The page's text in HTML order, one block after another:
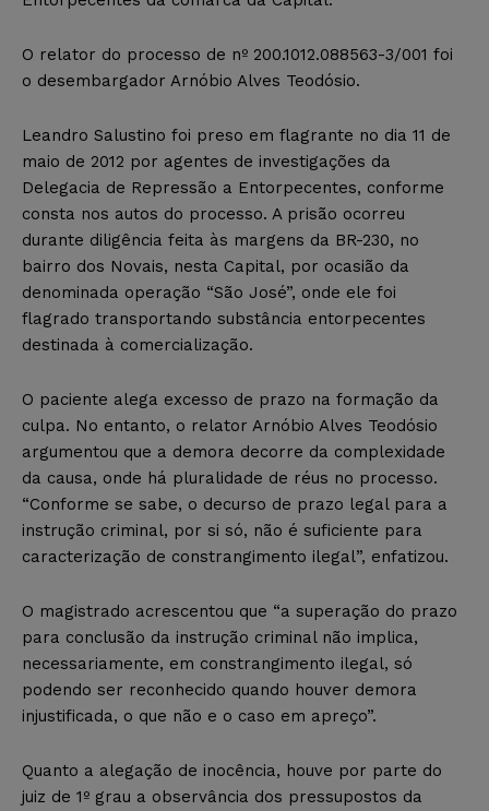
O relator do processo de nº 200.1012.088563-3/001 foi
o desembargador Arnóbio Alves Teodósio.
Leandro Salustino foi preso em flagrante no dia 11 de
maio de 2012 por agentes de investigações da
Delegacia de Repressão a Entorpecentes, conforme
consta nos autos do processo. A prisão ocorreu
durante diligência feita às margens da BR-230, no
bairro dos Novais, nesta Capital, por ocasião da
denominada operação “São José”, onde ele foi
flagrado transportando substância entorpecentes
destinada à comercialização.
O paciente alega excesso de prazo na formação da
culpa. No entanto, o relator Arnóbio Alves Teodósio
argumentou que a demora decorre da complexidade
da causa, onde há pluralidade de réus no processo.
“Conforme se sabe, o decurso de prazo legal para a
instrução criminal, por si só, não é suficiente para
caracterização de constrangimento ilegal”, enfatizou.
O magistrado acrescentou que “a superação do prazo
para conclusão da instrução criminal não implica,
necessariamente, em constrangimento ilegal, só
podendo ser reconhecido quando houver demora
injustificada, o que não e o caso em apreço”.
Quanto a alegação de inocência, houve por parte do
juiz de 1º grau a observância dos pressupostos da